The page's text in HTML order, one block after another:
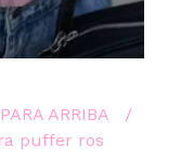
PARA ARRIBA
puffer ros